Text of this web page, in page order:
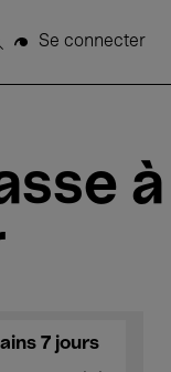
Se connecter
à
7 jours